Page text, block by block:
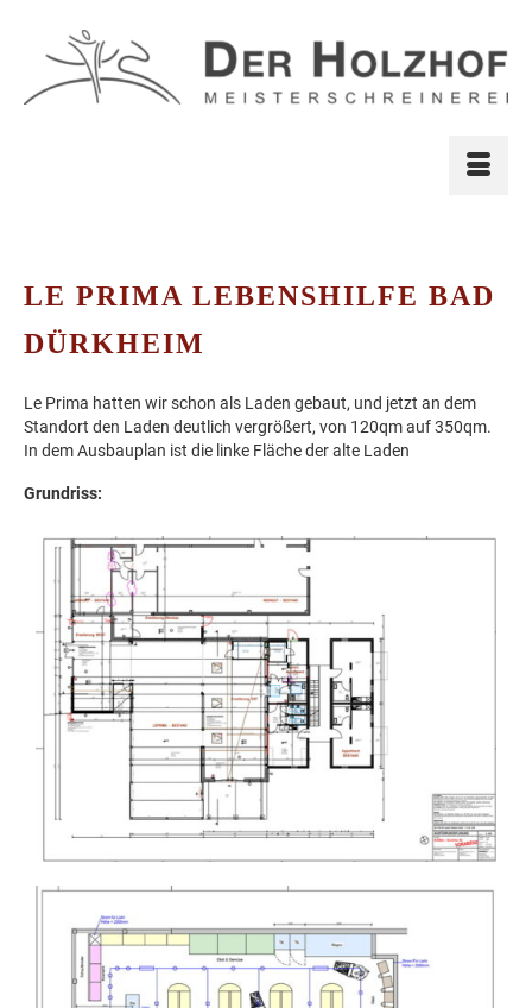
LE PRIMA LEBENSHILFE BAD
DÜRKHEIM
Le Prima hatten wir schon als Laden gebaut, und jetzt an dem
Standort den Laden deutlich vergrößert, von 120qm auf 350qm.
In dem Ausbauplan ist die linke Fläche der alte Laden
Grundriss: